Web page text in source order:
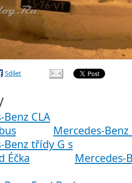
Sdílet
Mercedes-
Mercedes-